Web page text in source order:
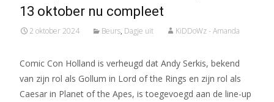
13 oktober nu compleet
2 oktober 2024 Beurs, Dagje uit KiDDoWz - Amanda
Comic Con Holland is verheugd dat Andy Serkis, bekend
van zijn rol als Gollum in Lord of the Rings en zijn rol als
Caesar in Planet of the Apes, is toegevoegd aan de line-up